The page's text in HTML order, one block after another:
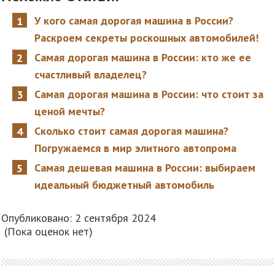
У кого самая дорогая машина в России?
Раскроем секреты роскошных автомобилей!
Самая дорогая машина в России: кто же ее
счастливый владелец?
Самая дорогая машина в России: что стоит за
ценой мечты?
Сколько стоит самая дорогая машина?
Погружаемся в мир элитного автопрома
Самая дешевая машина в России: выбираем
идеальный бюджетный автомобиль
Опубликовано: 2 сентября 2024
(Пока оценок нет)